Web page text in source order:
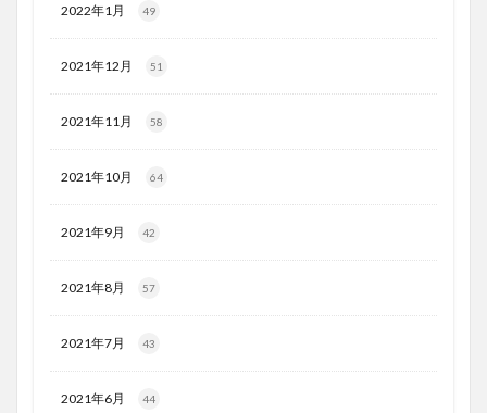
2022年1月 49
2021年12月 51
2021年11月 58
2021年10月 64
2021年9月 42
2021年8月 57
2021年7月 43
2021年6月 44